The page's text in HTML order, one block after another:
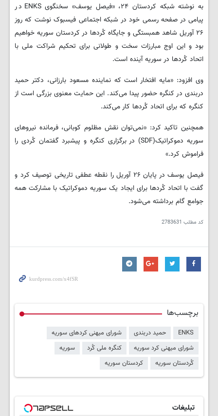
به نوشته شبکه کردستان ۲۴، «فیصل یوسف» سخنگوی ENKS در
پیامی در صفحه رسمی خود در شبکه اجتماعی فیسبوک نوشت که روز
۲۶ ‌آوریل شاهد همبستگی و جایگاه کُردها در کردستان سوریه خواهیم
بود و این اوج مبارزات سخت و طولانی برای تحکیم شراکت ملی با
اتحاد کُردها در سوریه آینده است.
وی افزود: «مایه افتخار است که نماینده مسعود بارزانی، دکتر حمید
دربندی در کنگره حضور پیدا می‌کند. این حمایت معنوی بزرگی است از
کنگره‌ که برای اتحاد کُردها کار می‌کند.
همچنین تاکید کرد: «نمی‌توان نقش مظلوم کوبانی، فرمانده نیروهای
سوریه دموکراتیک(SDF) در برگزاری کنگره و پیشبرد گفتمان کُردی را
فراموش کرد.»
فیصل یوسف در پایان ۲۶ آوریل را نقطه عطفی تاریخی توصیف کرد و
گفت با اتحاد کُردها برای ایجاد یک سوریه دموکراتیک با مشارکت همه
جوامع گام برداشته می‌شود.
کد مطلب 2783631
برچسب‌ها
ENKS حمید دربندی
شورای میهنی کردهای سوریه
شورای میهنی کرد سوریه
کنگره ملی کُرد
سوریه
کُردستان سوریه
کردستان سوریه
تبلیغات